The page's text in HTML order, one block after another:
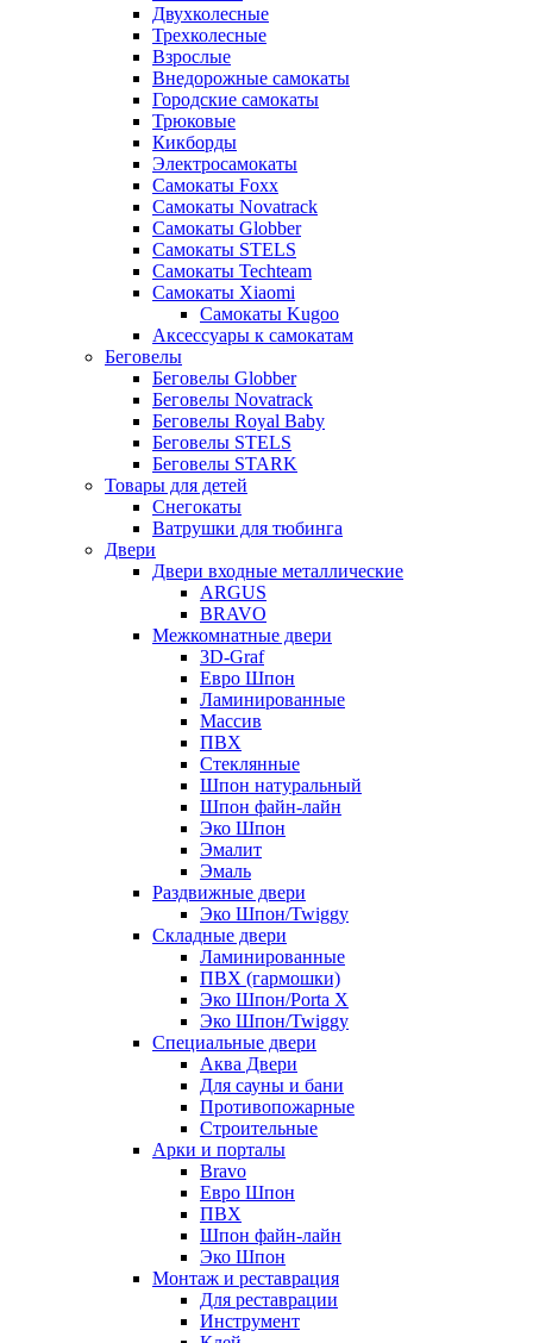
Двухколесные
Трехколесные
Взрослые
Внедорожные самокаты
Городские самокаты
Трюковые
Кикборды
Электросамокаты
Самокаты Foxx
Самокаты Novatrack
Самокаты Globber
Самокаты STELS
Самокаты Techteam
Самокаты Xiaomi
Самокаты Kugoo
Аксессуары к самокатам
Беговелы
Беговелы Globber
Беговелы Novatrack
Беговелы Royal Baby
Беговелы STELS
Беговелы STARK
Товары для детей
Снегокаты
Ватрушки для тюбинга
Двери
Двери входные металлические
ARGUS
BRAVO
Межкомнатные двери
3D-Graf
Евро Шпон
Ламинированные
Массив
ПВХ
Стеклянные
Шпон натуральный
Шпон файн-лайн
Эко Шпон
Эмалит
Эмаль
Раздвижные двери
Эко Шпон/Twiggy
Складные двери
Ламинированные
ПВХ (гармошки)
Эко Шпон/Porta X
Эко Шпон/Twiggy
Специальные двери
Аква Двери
Для сауны и бани
Противопожарные
Строительные
Арки и порталы
Bravo
Евро Шпон
ПВХ
Шпон файн-лайн
Эко Шпон
Монтаж и реставрация
Для реставрации
Инструмент